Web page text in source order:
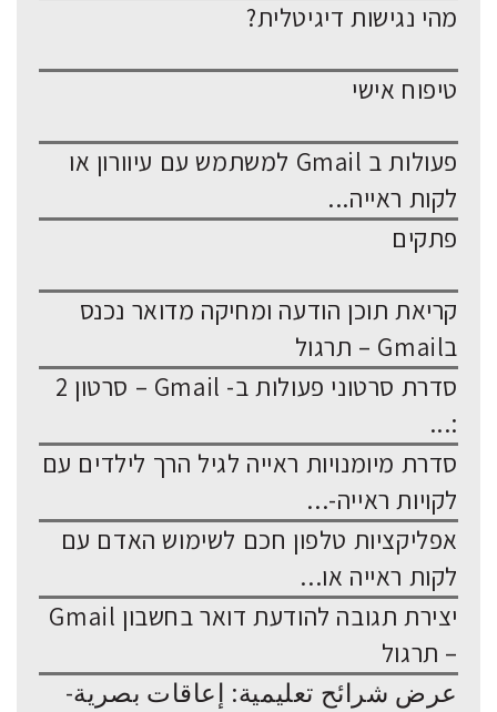
מהי נגישות דיגיטלית?
טיפוח אישי
פעולות ב Gmail למשתמש עם עיוורון או
לקות ראייה...
פתקים
קריאת תוכן הודעה ומחיקה מדואר נכנס
בGmail – תרגול
סדרת סרטוני פעולות ב- Gmail – סרטון 2
:...
סדרת מיומנויות ראייה לגיל הרך לילדים עם
לקויות ראייה-...
אפליקציות טלפון חכם לשימוש האדם עם
לקות ראייה או...
יצירת תגובה להודעת דואר בחשבון Gmail
– תרגול
عرض شرائح تعليمية: إعاقات بصرية-